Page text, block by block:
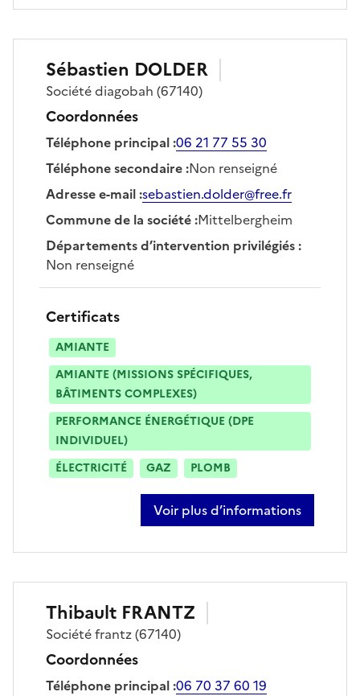
Sébastien DOLDER
Sociétédiagobah (67140)
Coordonnées
Téléphone principal:06 21 77 55 30
Téléphone secondaire:Non renseigné
Adresse e-mail:sebastien.dolder@free.fr
Commune de la société:Mittelbergheim
Départements d’intervention privilégiés:
Non renseigné
Certificats
AMIANTE
AMIANTE (MISSIONS SPÉCIFIQUES,
BÂTIMENTS COMPLEXES)
PERFORMANCE ÉNERGÉTIQUE (DPE
INDIVIDUEL)
ÉLECTRICITÉ
GAZ PLOMB
Voir plus d’informations
sur sébastien dolder
Thibault FRANTZ
Sociétéfrantz(67140)
Coordonnées
Téléphone principal:06 70 37 60 19